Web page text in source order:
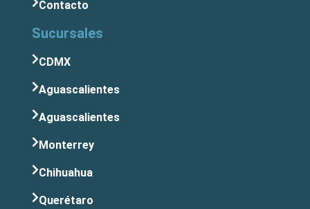
Contacto
Sucursales
CDMX
Aguascalientes
Aguascalientes
Monterrey
Chihuahua
Querétaro